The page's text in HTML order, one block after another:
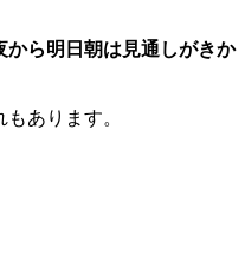
ら明日朝は見通しがきか
あります。